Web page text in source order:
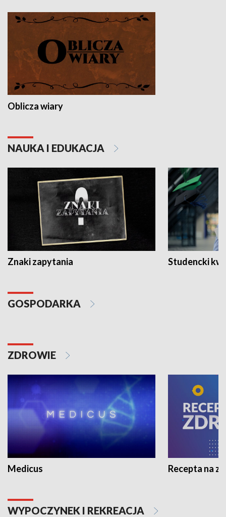
Oblicza wiary
NAUKA I EDUKACJA
Znaki zapytania Studencki
GOSPODARKA
ZDROWIE
Medicus Recepta na
WYPOCZYNEK I REKREACJA